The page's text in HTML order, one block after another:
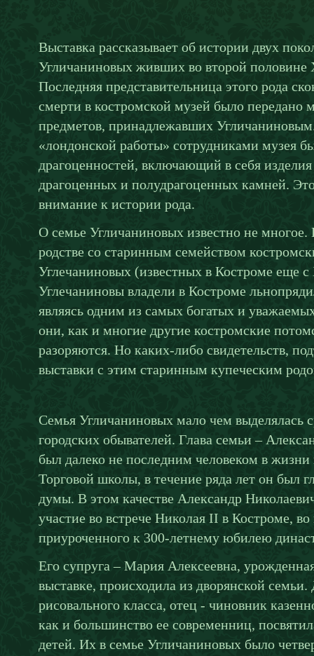
Выставка рассказывает об истории двух
Угличаниновых живших во второй половине
Последняя представительница этого рода
смерти в костромской музей было передано
предметов, принадлежавших Угличаниновым.
«лондонской работы» сотрудниками музея
драгоценностей, включающий в себя
драгоценных и полудрагоценных камней.
внимание к истории рода.
О семье Угличаниновых известно не
родстве со старинным семейством
Углечаниновых (известных в Костроме еще
Углечаниновы владели в Костроме
являясь одним из самых богатых и
они, как и многие другие костромские
разоряются. Но каких-либо свидетельств,
выставки с этим старинным купеческим
Семья Угличаниновых мало чем выделялась
городских обывателей. Глава семьи –
был далеко не последним человеком в
Торговой школы, в течение ряда лет он был
думы. В этом качестве Александр
участие во встрече Николая II в Костроме,
приуроченного к 300-летнему юбилею
Его супруга – Мария Алексеевна,
выставке, происходила из дворянской
рисовального класса, отец - чиновник
как и большинство ее современниц,
детей. Их в семье Угличаниновых было